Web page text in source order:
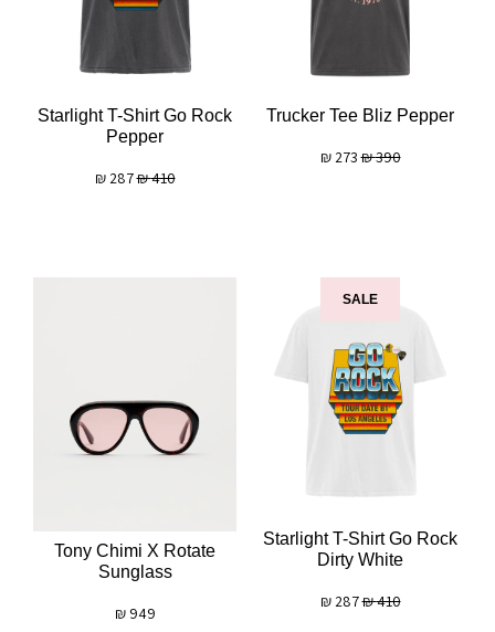
Trucker Tee Bliz Pepper
390
₪
273
₪
Starlight T-Shirt Go Rock
Pepper
410
₪
287
₪
SALE
Starlight T-Shirt Go Rock
Dirty White
410
₪
287
₪
Tony Chimi X Rotate
Sunglass
949
₪